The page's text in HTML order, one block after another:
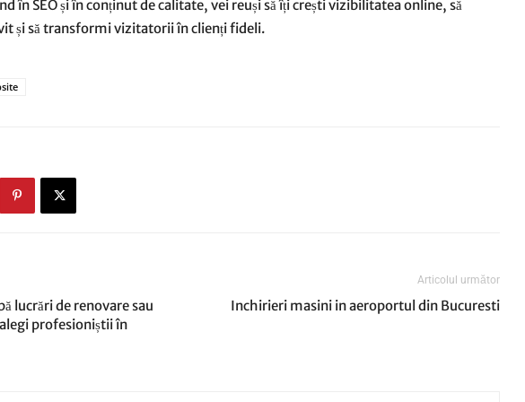
în SEO și în conținut de calitate, vei reuși să îți crești vizibilitatea online, să
și să transformi vizitatorii în clienți fideli.
lucrări de renovare sau
profesioniștii în
Articolul următor
Inchirieri masini in aeroportul din Bucuresti